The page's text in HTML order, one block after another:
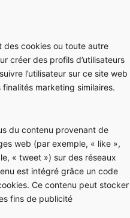
des cookies ou toute autre
créer des profils d’utilisateurs
l’utilisateur sur ce site web
marketing similaires.
du contenu provenant de
web (par exemple, « like »,
« tweet ») sur des réseaux
est intégré grâce un code
Ce contenu peut stocker
fins de publicité